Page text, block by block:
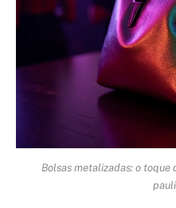
Bolsas metalizadas: o